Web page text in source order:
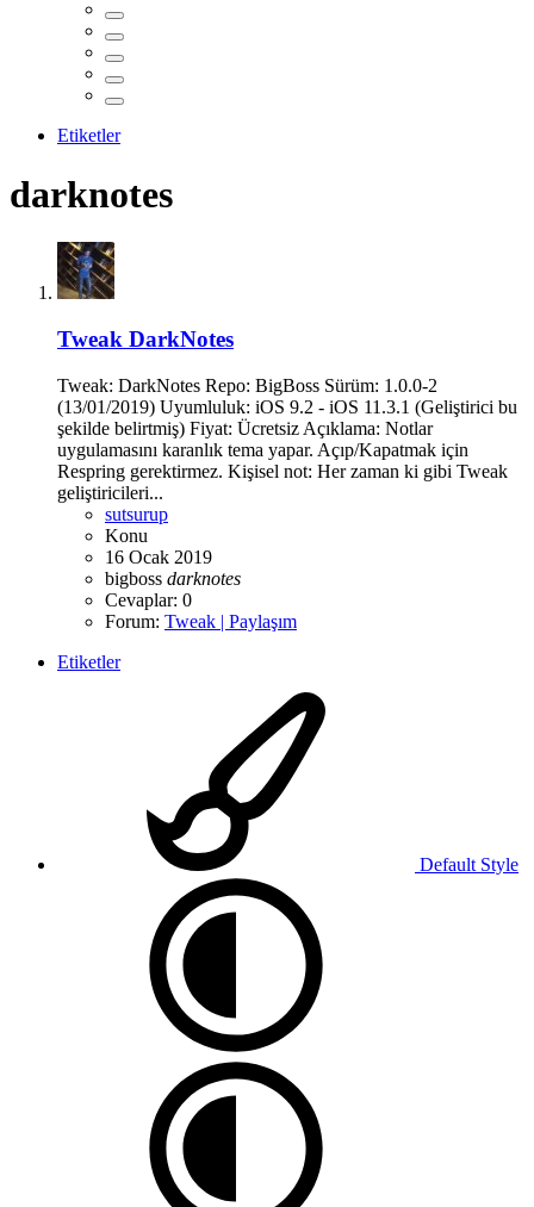
Etiketler
darknotes
Tweak DarkNotes
Tweak: DarkNotes Repo: BigBoss Sürüm: 1.0.0-2
(13/01/2019) Uyumluluk: iOS 9.2 - iOS 11.3.1 (Geliştirici bu
şekilde belirtmiş) Fiyat: Ücretsiz Açıklama: Notlar
uygulamasını karanlık tema yapar. Açıp/Kapatmak için
Respring gerektirmez. Kişisel not: Her zaman ki gibi Tweak
geliştiricileri...
sutsurup
Konu
16 Ocak 2019
bigboss darknotes
Cevaplar: 0
Forum: Tweak | Paylaşım
Etiketler
Default Style